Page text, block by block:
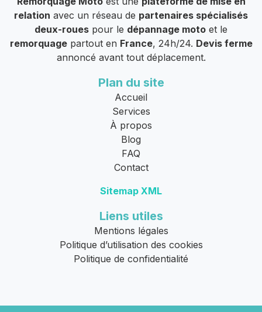
relation avec un réseau de partenaires spécialisés
deux-roues pour le dépannage moto et le
remorquagepartout en France, 24h/24. Devis ferme
annoncé avant tout déplacement.
Plan du site
Accueil
Services
À propos
Blog
FAQ
Contact
Sitemap XML
Liens utiles
Mentions légales
Politique d’utilisation des cookies
Politique de confidentialité